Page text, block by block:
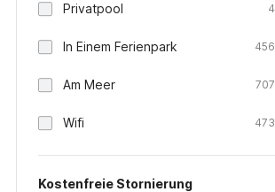
Privatpool 4
In Einem Ferienpark 456
Am Meer 707
Wifi 473
Kostenfreie Stornierung